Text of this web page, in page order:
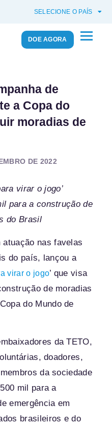
SELECIONE O PAÍS
DOE AGORA
de
a Copa do
moradias de
DE 2022
virar o jogo’
para a construção de
do Brasil
nas favelas
do país, lançou a
virar o jogo’ que visa
de moradias
do Mundo de
da TETO,
doadores,
da sociedade
mil para a
emergência em
brasileiros e do